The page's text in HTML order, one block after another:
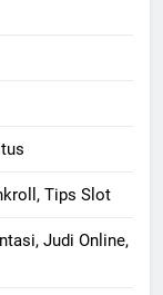
Tips Slot
Judi Online,